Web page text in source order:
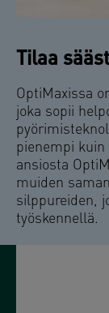
Tilaa
OptiMaxissa
joka sopii
pienempi
ansiosta
muiden
silppureiden,
työskennellä.